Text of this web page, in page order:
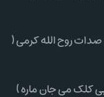
روح الله کرمی (
کلک می جان ماره )